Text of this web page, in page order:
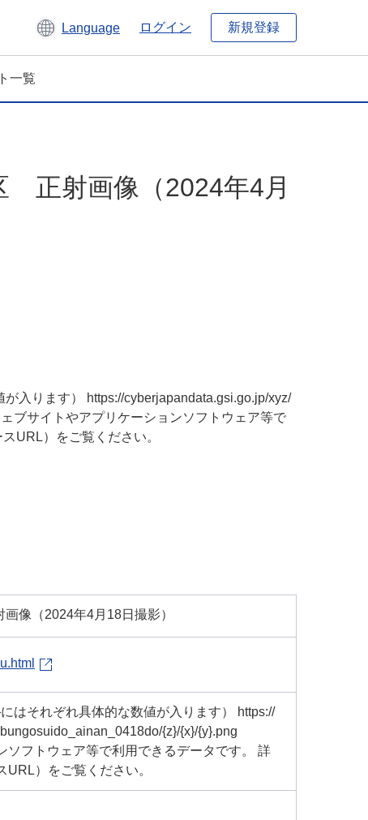
Language ログイン 新規登録
一覧
正射画像（2024年4月
入ります） https://cyberjapandata.gsi.go.jp/xyz/
サイトやアプリケーションソフトウェア等で
URL）をご覧ください。
像（2024年4月18日撮影）
はそれぞれ具体的な数値が入ります） https://
{z}/{x}/{y}.png
ソフトウェア等で利用できるデータです。 詳
）をご覧ください。